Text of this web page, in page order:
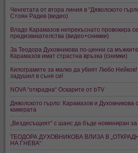
Ченгетата от втора линия в "Дяволското
Стоян Радев (видео)
Владо Карамазов непрекъснато провокира
предизвикателства (видео+снимки)
За Теодора Духовникова по-ценни са
Карамазов имат страстна връзка (снимки)
Килограмите за малко да убият Любо
задушил в съня си!
NOVA “открадна“ Оскарите от bTV
Дяволското гърло: Карамазов и Духовникова
камерата
„Вездесъщият“ с шанс да бъде номиниран за
ТЕОДОРА ДУХОВНИКОВА ВЛИЗА В
НА ГНЕВА“